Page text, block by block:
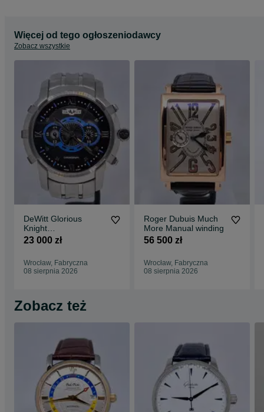
Więcej od tego ogłoszeniodawcy
Zobacz wszystkie
DeWitt Glorious
Knight
FTV.CHR.007.S4
23 000 zł
Wrocław, Fabryczna
08 sierpnia 2026
Roger Dubuis Much
More Manual winding
56 500 zł
Wrocław, Fabryczna
08 sierpnia 2026
Zobacz też